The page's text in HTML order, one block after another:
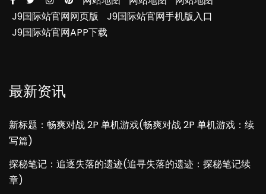
J9国际站官网网页版
J9国际站官网手机版入口
J9国际站官网APP下载
最新资讯
新标题：畅爽对战 2P 单机游戏(畅爽对战 2P 单机游戏：续
写篇)
探秘笔记：追逐失落的遗迹(追寻失落的遗迹：探秘笔记续
章)